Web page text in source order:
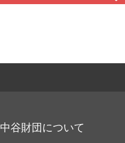
中谷財団について